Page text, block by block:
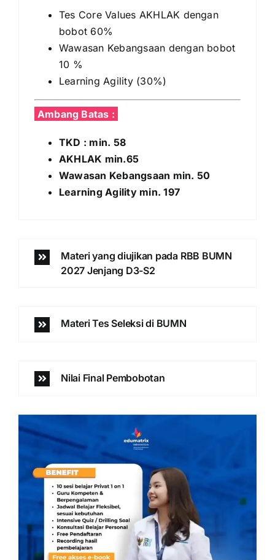
Tes Core Values AKHLAK dengan
bobot 60%
Wawasan Kebangsaan dengan bobot
10 %
Learning Agility (30%)
Ambang Batas :
TKD : min. 58
AKHLAK min.65
Wawasan Kebangsaan min. 50
Learning Agility min. 197
Materi yang diujikan pada RBB BUMN
2027 Jenjang D3-S2
Materi Tes Seleksi di BUMN
Nilai Final Pembobotan